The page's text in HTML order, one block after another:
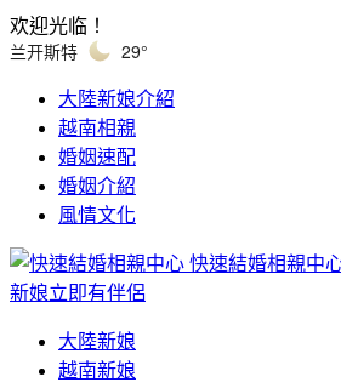
欢迎光临！
兰开斯特 29°
大陸新娘介紹
越南相親
婚姻速配
婚姻介紹
風情文化
快速結婚相親中
新娘立即有伴侶
大陸新娘
越南新娘